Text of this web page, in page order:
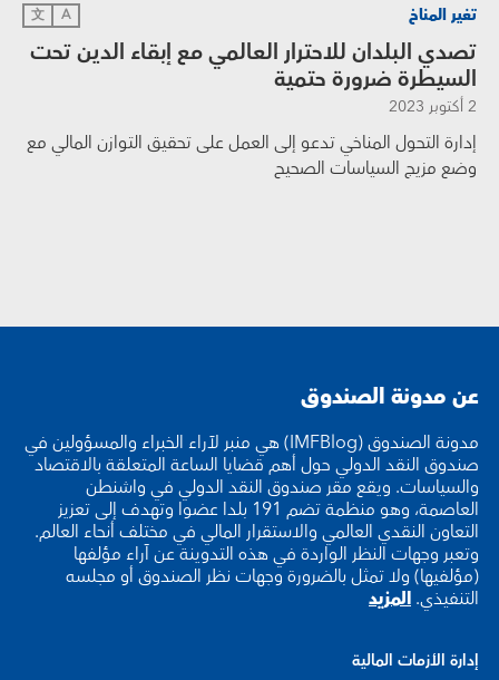
تغير المناخ A
文
تصدي البلدان للاحترار العالمي مع إبقاء الدين تحت
السيطرة ضرورة حتمية
2 أكتوبر 2023
إدارة التحول المناخي تدعو إلى العمل على تحقيق التوازن المالي مع
وضع مزيج السياسات الصحيح
عن مدونة الصندوق
مدونة الصندوق (IMFBlog) هي منبر لآراء الخبراء والمسؤولين في
صندوق النقد الدولي حول أهم قضايا الساعة المتعلقة بالاقتصاد
والسياسات. ويقع مقر صندوق النقد الدولي في واشنطن
العاصمة، وهو منظمة تضم 191 بلدا عضوا وتهدف إلى تعزيز
التعاون النقدي العالمي والاستقرار المالي في مختلف أنحاء العالم.
وتعبر وجهات النظر الواردة في هذه التدوينة عن آراء مؤلفها
(مؤلفيها) ولا تمثل بالضرورة وجهات نظر الصندوق أو مجلسه
التنفيذي.المزيد
إدارة الأزمات المالية